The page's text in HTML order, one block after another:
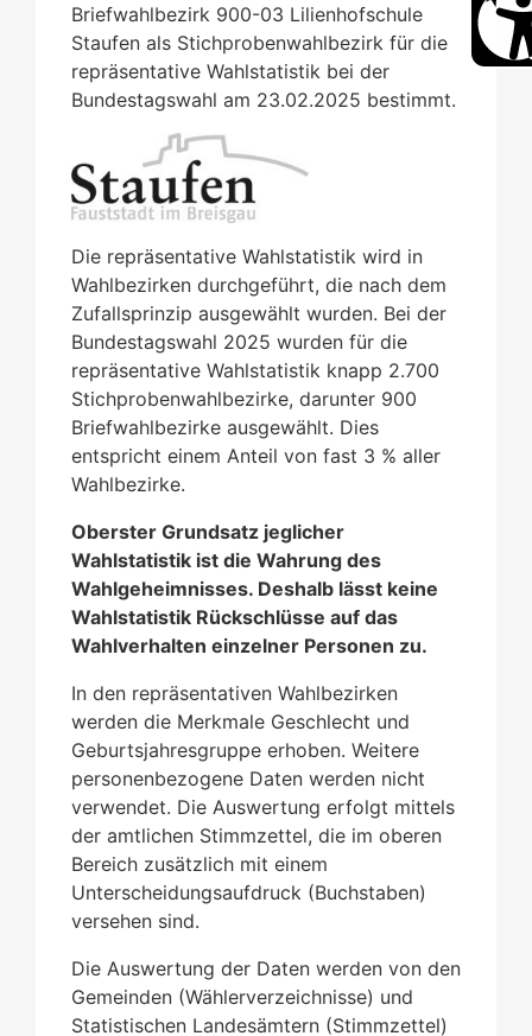
Briefwahlbezirk 900-03 Lilienhofschule
Staufen als Stichprobenwahlbezirk für die
repräsentative Wahlstatistik bei der
Bundestagswahl am 23.02.2025 bestimmt.
Die repräsentative Wahlstatistik wird in
Wahlbezirken durchgeführt, die nach dem
Zufallsprinzip ausgewählt wurden. Bei der
Bundestagswahl 2025 wurden für die
repräsentative Wahlstatistik knapp 2.700
Stichprobenwahlbezirke, darunter 900
Briefwahlbezirke ausgewählt. Dies
entspricht einem Anteil von fast 3 % aller
Wahlbezirke.
Oberster Grundsatz jeglicher
Wahlstatistik ist die Wahrung des
Wahlgeheimnisses. Deshalb lässt keine
Wahlstatistik Rückschlüsse auf das
Wahlverhalten einzelner Personen zu.
In den repräsentativen Wahlbezirken
werden die Merkmale Geschlecht und
Geburtsjahresgruppe erhoben. Weitere
personenbezogene Daten werden nicht
verwendet. Die Auswertung erfolgt mittels
der amtlichen Stimmzettel, die im oberen
Bereich zusätzlich mit einem
Unterscheidungsaufdruck (Buchstaben)
versehen sind.
Die Auswertung der Daten werden von den
Gemeinden (Wählerverzeichnisse) und
Statistischen Landesämtern (Stimmzettel)